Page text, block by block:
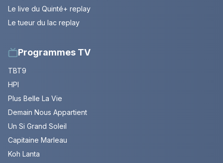
Le live du Quinté+ replay
Le tueur du lac replay
Programmes TV
TBT9
HPI
Plus Belle La Vie
Demain Nous Appartient
Un Si Grand Soleil
Capitaine Marleau
Koh Lanta